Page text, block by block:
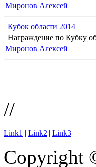
Миронов Алексей
Кубок области 2014
Награждение по Кубку
Миронов Алексей
//
Link1 | Link2 | Link3
Copyright